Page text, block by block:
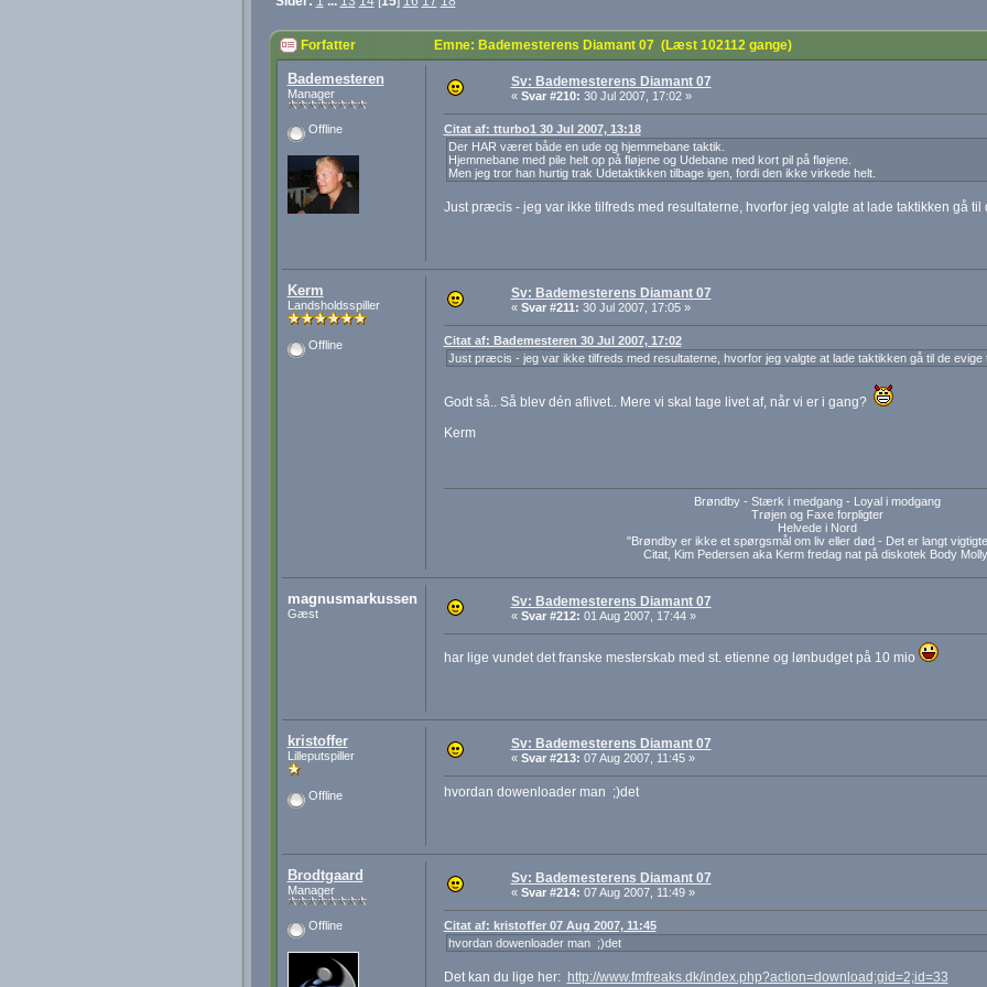
Forfatter Emne: Bademesterens Diamant 07 (Læst 102112 gange)
Bademesteren
Manager
Offline
Sv: Bademesterens Diamant 07
« Svar #210: 30 Jul 2007, 17:02 »
Citat af: tturbo1 30 Jul 2007, 13:18
Der HAR været både en ude og hjemmebane taktik.
Hjemmebane med pile helt op på fløjene og Udebane med kort pil på fløjene.
Men jeg tror han hurtig trak Udetaktikken tilbage igen, fordi den ikke virkede helt.
Just præcis - jeg var ikke tilfreds med resultaterne, hvorfor jeg valgte at lade taktikken gå til
Kerm
Landsholdsspiller
Offline
Sv: Bademesterens Diamant 07
« Svar #211: 30 Jul 2007, 17:05 »
Citat af: Bademesteren 30 Jul 2007, 17:02
Just præcis - jeg var ikke tilfreds med resultaterne, hvorfor jeg valgte at lade taktikken gå til de evige
Godt så.. Så blev dén aflivet.. Mere vi skal tage livet af, når vi er i gang?
Kerm
Brøndby - Stærk i medgang - Loyal i modgang
Trøjen og Faxe forpligter
Helvede i Nord
"Brøndby er ikke et spørgsmål om liv eller død - Det er langt
Citat, Kim Pedersen aka Kerm fredag nat på diskotek Body Molly.
magnusmarkussen
Gæst
Sv: Bademesterens Diamant 07
« Svar #212: 01 Aug 2007, 17:44 »
har lige vundet det franske mesterskab med st. etienne og lønbudget på 10 mio
kristoffer
Lilleputspiller
Offline
Sv: Bademesterens Diamant 07
« Svar #213: 07 Aug 2007, 11:45 »
hvordan dowenloader man ;)det
Brodtgaard
Manager
Offline
Sv: Bademesterens Diamant 07
« Svar #214: 07 Aug 2007, 11:49 »
Citat af: kristoffer 07 Aug 2007, 11:45
hvordan dowenloader man ;)det
Det kan du lige her: http://www.fmfreaks.dk/index.php?action=download;gid=2;id=33